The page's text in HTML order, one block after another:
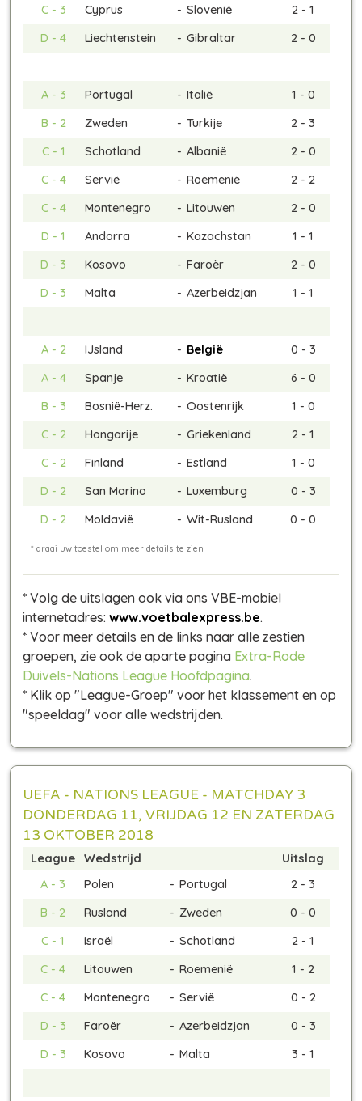
C - 3 Cyprus - Slovenië
2 - 1
D - 4
Liechtenstein - Gibraltar 2 - 0
A - 3 Portugal - Italië
1 - 0
B - 2
Zweden - Turkije
2 - 3
C - 1
Schotland - Albanië
2 - 0
C - 4
Servië - Roemenië
2 - 2
C - 4
Montenegro - Litouwen
2 - 0
D - 1
Andorra - Kazachstan
1 - 1
D - 3
Kosovo - Faroër
2 - 0
D - 3
Malta - Azerbeidzjan 1 - 1
A - 2 IJsland - België
0 - 3
A - 4
Spanje - Kroatië
6 - 0
B - 3
Bosnië-Herz. - Oostenrijk
1 - 0
C - 2
Hongarije - Griekenland
2 - 1
C - 2
Finland - Estland
1 - 0
D - 2
San Marino - Luxemburg
0 - 3
D - 2
Moldavië - Wit-Rusland 0 - 0
* Volg de uitslagen ook via ons VBE-mobiel
internetadres: www.voetbalexpress.be.
* Voor meer details en de links naar alle zestien
groepen, zie ook de aparte pagina Extra-Rode
Duivels-Nations League Hoofdpagina.
* Klik op "League-Groep" voor het klassement en op
"speeldag" voor alle wedstrijden.
UEFA - NATIONS LEAGUE - MATCHDAY 3
DONDERDAG 11, VRIJDAG 12 EN ZATERDAG
13 OKTOBER 2018
League Wedstrijd
Uitslag
A - 3
Polen - Portugal
2 - 3
B - 2
Rusland - Zweden
0 - 0
C - 1
Israël - Schotland
2 - 1
C - 4
Litouwen - Roemenië
1 - 2
C - 4
Montenegro - Servië
0 - 2
D - 3
Faroër - Azerbeidzjan
0 - 3
D - 3
Kosovo - Malta 3 - 1